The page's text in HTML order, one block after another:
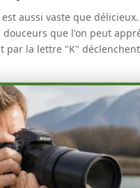
aussi vaste que délicieux.
que l'on peut
par la lettre "K" déclenchent